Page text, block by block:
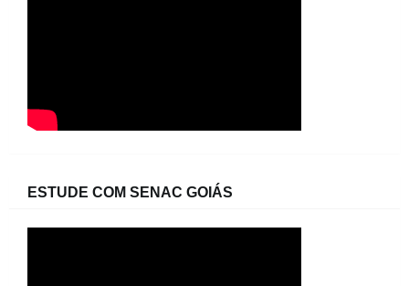
ESTUDE COM SENAC GOIÁS